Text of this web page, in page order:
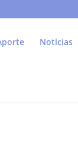
Noticias